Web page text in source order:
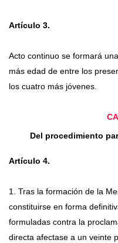
Artículo 3.
Acto continuo se formará
más edad de entre los
los cuatro más jóvenes.
Del procedimiento
Artículo 4.
1. Tras la formación de la
constituirse en forma
formuladas contra la
directa afectase a un veinte